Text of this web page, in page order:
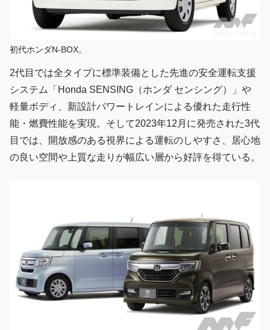
初代ホンダN-BOX。
2代目では全タイプに標準装備とした先進の安全運転支援
システム「Honda SENSING（ホンダ センシング）」や
軽量ボディ、新設計パワートレインによる優れた走行性
能・燃費性能を実現。そして2023年12月に発売された3代
目では、開放感のある視界による運転のしやすさ、居心地
の良い空間や上質な走りが幅広い層から好評を得ている。